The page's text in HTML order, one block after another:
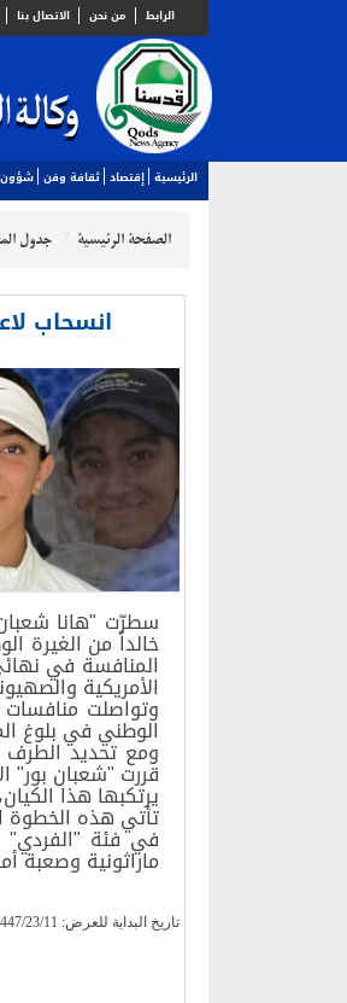
الرابط من نحن الاتصال بنا
الرئيسية إقتصاد ثقافة وفن
الصفحة الرئيسية جدول
انسحاب
سطرّت "هانا
خالداً من الغيرة
المنافسة في
الأمريكية
الوطني في بلوغ
ومع تحديد الطرف
قررت "شعبان بور"
يرتكبها هذا
تأتي هذه الخطوة
في فئة "الفردي"
ماراثونية وصعبة
تاریخ البدایة للعرض: 23/11